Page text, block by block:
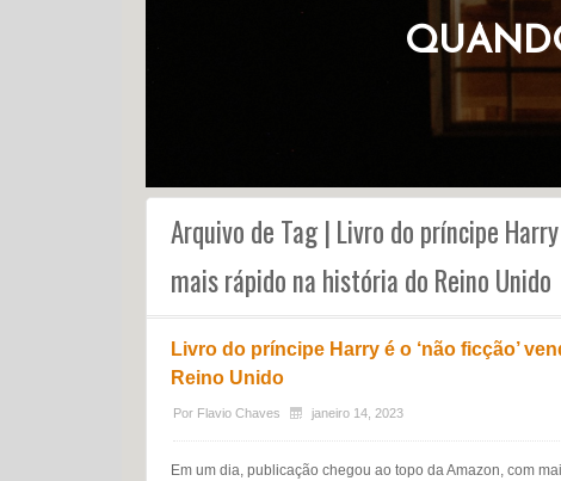
OS
Arquivo de Tag | Livro do príncipe Harry
mais rápido na história do Reino Unido
Livro do príncipe Harry é o ‘não ficção’
Reino Unido
Por Flavio Chaves janeiro 14, 2023
Em um dia, publicação chegou ao topo da Amazon, com